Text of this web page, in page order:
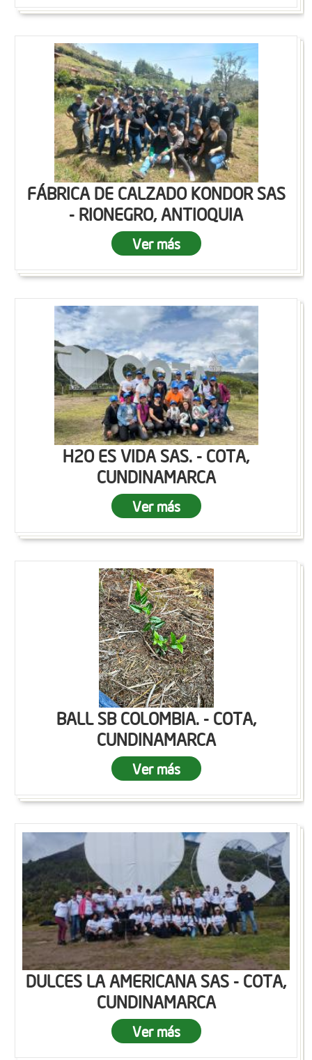
FÁBRICA DE CALZADO KONDOR SAS
- RIONEGRO, ANTIOQUIA
Ver más
H2O ES VIDA SAS. - COTA,
CUNDINAMARCA
Ver más
BALL SB COLOMBIA. - COTA,
CUNDINAMARCA
Ver más
DULCES LA AMERICANA SAS - COTA,
CUNDINAMARCA
Ver más